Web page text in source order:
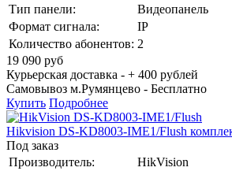
Тип панели:
Видеопанель
Формат сигнала:
IP
Количество абонентов: 2
19 090 руб
Курьерская доставка - + 400 рублей
Самовывоз м.Румянцево - Бесплатно
Купить Подробнее
Hikvision DS-KD8003-IME1/Flush
Под заказ
Производитель:
HikVision